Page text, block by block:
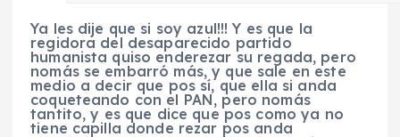
Ya les dije que si soy azul!!! Y es que la
regidora del desaparecido partido
humanista quiso enderezar su regada, pero
nomás se embarró más, y que sale en este
medio a decir que pos sí, que ella si anda
coqueteando con el PAN, pero nomás
tantito, y es que dice que pos como ya no
tiene capilla donde rezar pos anda